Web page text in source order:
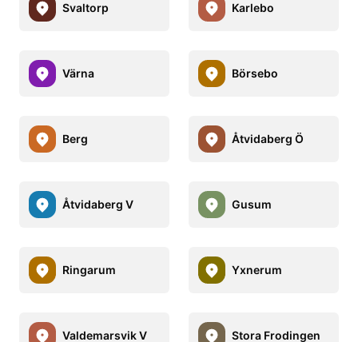
Svaltorp Karlebo
Värna Börsebo
Berg Åtvidaberg Ö
Åtvidaberg V Gusum
Ringarum Yxnerum
Valdemarsvik V Stora Frodingen